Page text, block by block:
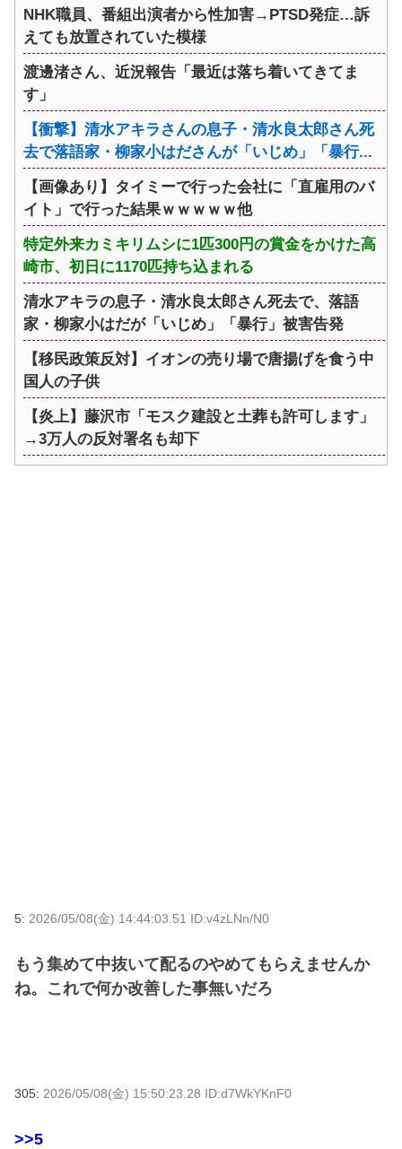
NHK職員、番組出演者から性加害→PTSD発症…訴
えても放置されていた模様
渡邊渚さん、近況報告「最近は落ち着いてきてま
す」
【衝撃】清水アキラさんの息子・清水良太郎さん死
去で落語家・柳家小はださんが「いじめ」「暴行...
【画像あり】タイミーで行った会社に「直雇用のバ
イト」で行った結果ｗｗｗｗｗ他
特定外来カミキリムシに1匹300円の賞金をかけた高
崎市、初日に1170匹持ち込まれる
清水アキラの息子・清水良太郎さん死去で、落語
家・柳家小はだが「いじめ」「暴行」被害告発
【移民政策反対】イオンの売り場で唐揚げを食う中
国人の子供
【炎上】藤沢市「モスク建設と土葬も許可します」
→3万人の反対署名も却下
5: 2026/05/08(金) 14:44:03.51 ID:v4zLNn/N0
もう集めて中抜いて配るのやめてもらえませんか
ね。これで何か改善した事無いだろ
305: 2026/05/08(金) 15:50:23.28 ID:d7WkYKnF0
>>5